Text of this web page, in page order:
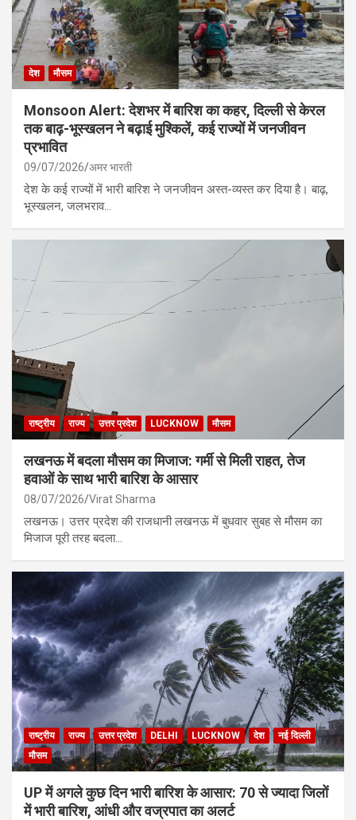
देश मौसम
Monsoon Alert: देशभर में बारिश का कहर, दिल्ली से केरल
तक बाढ़-भूस्खलन ने बढ़ाई मुश्किलें, कई राज्यों में जनजीवन
प्रभावित
09/07/2026 अमर भारती
देश के कई राज्यों में भारी बारिश ने जनजीवन अस्त-व्यस्त कर दिया है। बाढ़,
भूस्खलन, जलभराव…
राष्ट्रीय राज्य उत्तर प्रदेश LUCKNOW मौसम
लखनऊ में बदला मौसम का मिजाज: गर्मी से मिली राहत, तेज
हवाओं के साथ भारी बारिश के आसार
08/07/2026 Virat Sharma
लखनऊ। उत्तर प्रदेश की राजधानी लखनऊ में बुधवार सुबह से मौसम का
मिजाज पूरी तरह बदला…
राष्ट्रीय राज्य उत्तर प्रदेश DELHI LUCKNOW देश
नई दिल्ली
मौसम
UP में अगले कुछ दिन भारी बारिश के आसार: 70 से ज्यादा जिलों
में भारी बारिश, आंधी और वज्रपात का अलर्ट